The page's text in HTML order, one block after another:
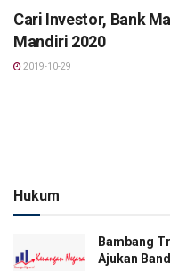
Cari Investor, Bank
Mandiri 2020
2019-10-29
Hukum
Bambang
Ajukan